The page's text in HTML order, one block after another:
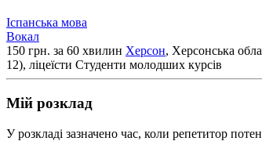
Іспанська мова
Вокал
150 грн. за 60 хвилин Херсон, Херсонська
12), ліцеїсти Студенти молодших курсів
Мій розклад
У розкладі зазначено час, коли репетитор